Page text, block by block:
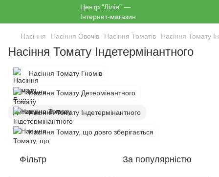
Насіння Насіння Овочів Насіння Томатів Насіння Томату
Насіння Томату Індетермінантного
Насіння Томату Гномів
Насіння Томату Детермінантного
Насіння Томату Індетермінантного
Насіння Томату, що довго зберігається
Фільтр За популярністю